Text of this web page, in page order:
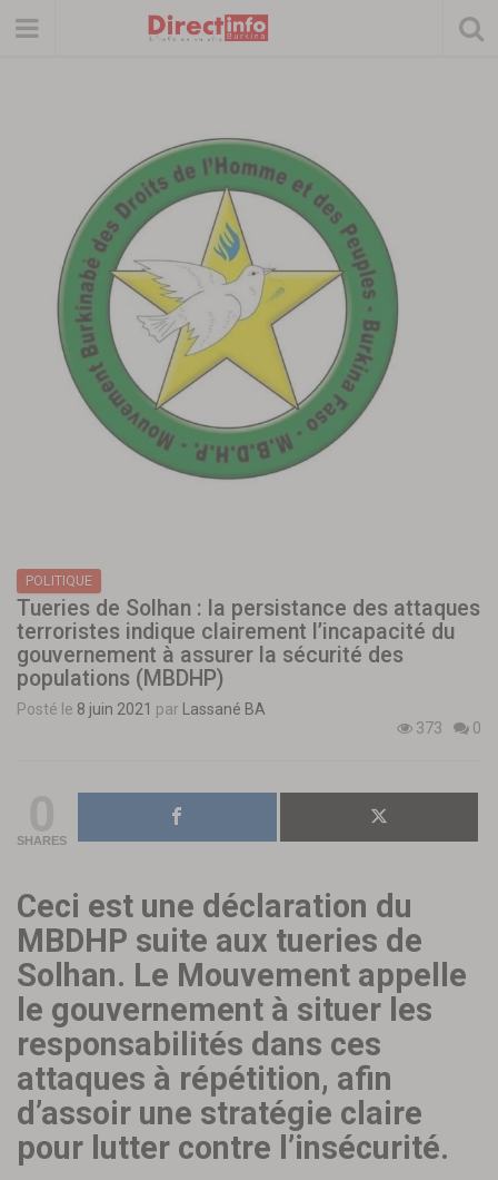
POLITIQUE
Tueries de Solhan : la persistance des attaques
terroristes indique clairement l’incapacité du
gouvernement à assurer la sécurité des
populations (MBDHP)
Posté le 8 juin 2021 par
Lassané BA
373
0
SHARES
Ceci est une déclaration du
MBDHP suite aux tueries de
Solhan. Le Mouvement appelle
le gouvernement à situer les
responsabilités dans ces
attaques à répétition, afin
d’assoir une stratégie claire
pour lutter contre l’insécurité.